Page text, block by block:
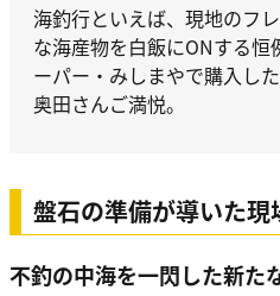
海釣行といえば、現地のフ
な海産物を白飯にONする
ーパー・みしまやで購入し
奥田さんご満悦。
盤石の準備が導いた現
不釣の中海を一閃した新た